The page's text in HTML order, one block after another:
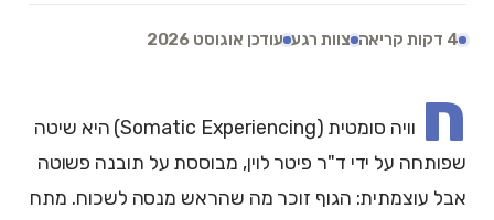
4 דקות קריאה צוות רגע עודכן אוגוסט 2026
ח
וויה סומטית (Somatic Experiencing) היא שיטה
שפותחה על ידי ד"ר פיטר לוין, מבוססת על תובנה פשוטה
אבל עוצמתית: הגוף זוכר מה שהראש מנסה לשכוח. מתח